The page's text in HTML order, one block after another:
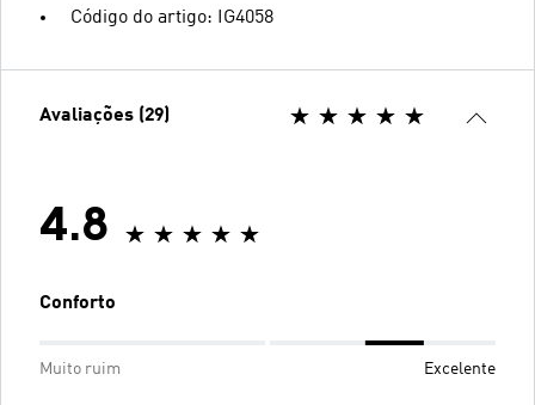
Código do artigo: IG4058
Avaliações (29)
4.8
Conforto
Muito ruim Excelente